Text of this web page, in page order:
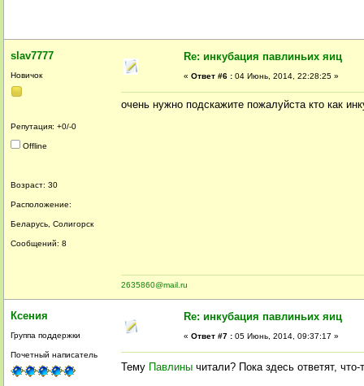
slav7777
Новичок
Репутация: +0/-0
Offline
Возраст: 30
Расположение:
Беларусь, Солигорск
Сообщений: 8
Re: инкубация павлиньих яиц
« Ответ #6 : 04 Июнь, 2014, 22:28:25 »
очень нужно подскажите пожалуйста кто как
2635860@mail.ru
Ксения
Группа поддержки
Почетный написатель
Re: инкубация павлиньих яиц
« Ответ #7 : 05 Июнь, 2014, 09:37:17 »
Тему Павлины читали? Пока здесь ответят,